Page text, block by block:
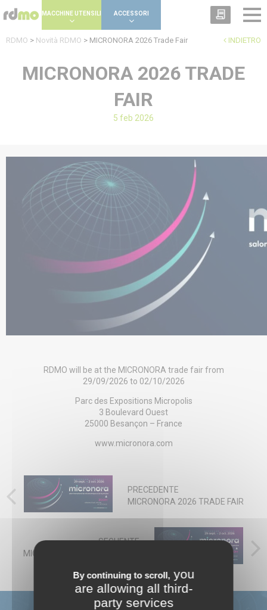
By continuing to scroll, you
are allowing all third-
party services
MACCHINE UTENSILI ACCESSORI
INDIETRO
RDMO > Novità RDMO > MICRONORA 2026 Trade Fair
MICRONORA 2026 TRADE
FAIR
5 feb 2026
RDMO will be at the MICRONORA trade fair from
29/09/2026 to 02/10/2026
Parc des Expositions Micropolis
3 Boulevard Ouest
25000 Besançon – France
www.micronora.com
PRECEDENTE
MICRONORA 2026 TRADE FAIR
SEGUENTE
MICRONORA 2026 TRADE FAIR